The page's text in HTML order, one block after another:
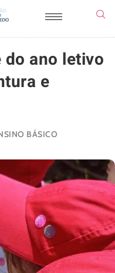
do ano letivo
e
BÁSICO